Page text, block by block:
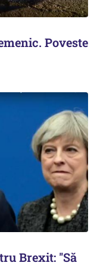
Poveste
Brexit: ''Să